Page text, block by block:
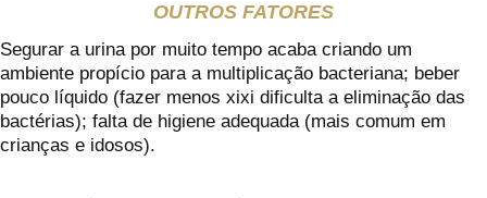
OUTROS FATORES
Segurar a urina por muito tempo acaba criando um
ambiente propício para a multiplicação bacteriana; beber
pouco líquido (fazer menos xixi dificulta a eliminação das
bactérias); falta de higiene adequada (mais comum em
crianças e idosos).